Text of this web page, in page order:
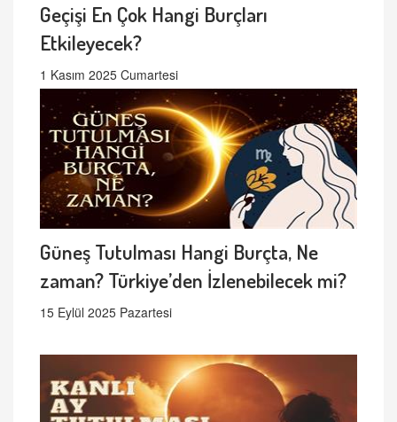
Geçişi En Çok Hangi Burçları
Etkileyecek?
1 Kasım 2025 Cumartesi
Güneş Tutulması Hangi Burçta, Ne
zaman? Türkiye’den İzlenebilecek mi?
15 Eylül 2025 Pazartesi